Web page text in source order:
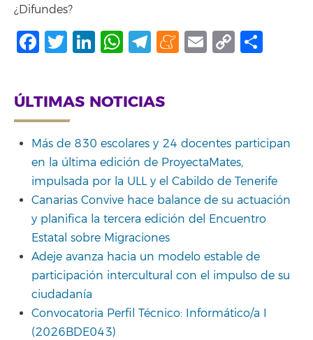
¿Difundes?
Facebook
Twitter
LinkedIn
WhatsApp
Telegram
Meneame
Email
Copy
ÚLTIMAS NOTICIAS
Más de 830 escolares y 24 docentes participan
en la última edición de ProyectaMates,
impulsada por la ULL y el Cabildo de Tenerife
Canarias Convive hace balance de su actuación
y planifica la tercera edición del Encuentro
Estatal sobre Migraciones
Adeje avanza hacia un modelo estable de
participación intercultural con el impulso de su
ciudadanía
Convocatoria Perfil Técnico: Informático/a I
(2026BDE043)